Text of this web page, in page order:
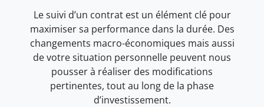
Le suivi d’un contrat est un élément clé pour
maximiser sa performance dans la durée. Des
changements macro-économiques mais aussi
de votre situation personnelle peuvent nous
pousser à réaliser des modifications
pertinentes, tout au long de la phase
d’investissement.